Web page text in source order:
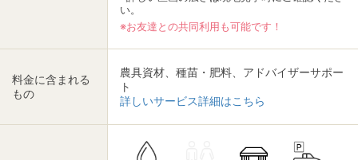
い。
※お友達との共同利用も可能です！
料金に含まれる
もの
農具資材、種苗・肥料、アドバイザーサポー
ト
詳しいサービス詳細はこちら